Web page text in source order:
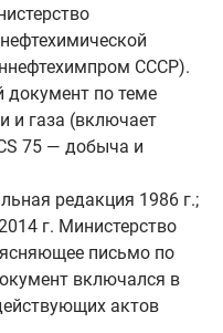
СССР).
документ по теме
и газа (включает
75 — добыча и
редакция 1986 г.;
г. Министерство
письмо по
включался в
актов